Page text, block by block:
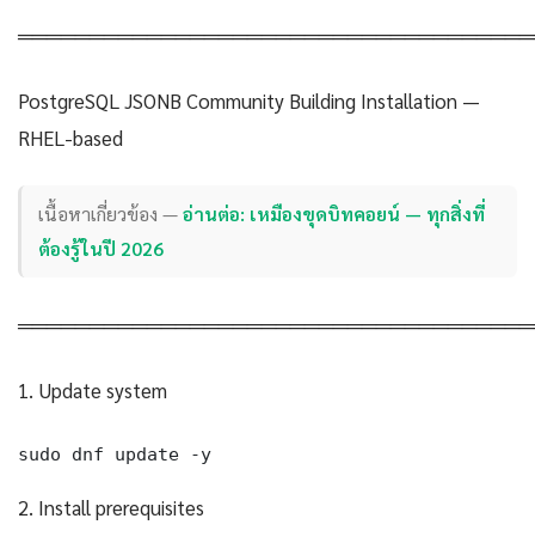
PostgreSQL JSONB Community Building Installation —
RHEL-based
เนื้อหาเกี่ยวข้อง —อ่านต่อ: เหมืองขุดบิทคอยน์ — ทุกสิ่งที่
ต้องรู้ในปี 2026
1. Update system
sudo dnf update -y
2. Install prerequisites